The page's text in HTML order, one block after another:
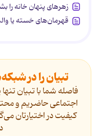
زهرهای پنهان خانه را
قهرمان‌های خسته یا
تبیان را در
فاصله شما با تبیان
اجتماعی حاضریم و
کیفیت در اختیارتان